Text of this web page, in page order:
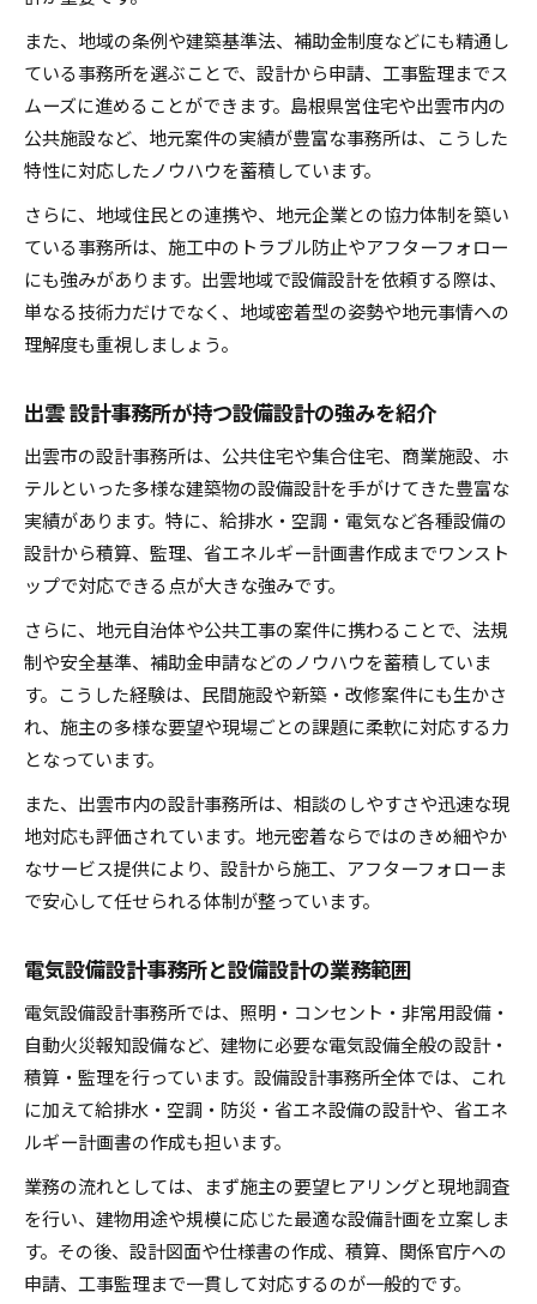
また、地域の条例や建築基準法、補助金制度などにも精通し
ている事務所を選ぶことで、設計から申請、工事監理までス
ムーズに進めることができます。島根県営住宅や出雲市内の
公共施設など、地元案件の実績が豊富な事務所は、こうした
特性に対応したノウハウを蓄積しています。
さらに、地域住民との連携や、地元企業との協力体制を築い
ている事務所は、施工中のトラブル防止やアフターフォロー
にも強みがあります。出雲地域で設備設計を依頼する際は、
単なる技術力だけでなく、地域密着型の姿勢や地元事情への
理解度も重視しましょう。
出雲 設計事務所が持つ設備設計の強みを紹介
出雲市の設計事務所は、公共住宅や集合住宅、商業施設、ホ
テルといった多様な建築物の設備設計を手がけてきた豊富な
実績があります。特に、給排水・空調・電気など各種設備の
設計から積算、監理、省エネルギー計画書作成までワンスト
ップで対応できる点が大きな強みです。
さらに、地元自治体や公共工事の案件に携わることで、法規
制や安全基準、補助金申請などのノウハウを蓄積していま
す。こうした経験は、民間施設や新築・改修案件にも生かさ
れ、施主の多様な要望や現場ごとの課題に柔軟に対応する力
となっています。
また、出雲市内の設計事務所は、相談のしやすさや迅速な現
地対応も評価されています。地元密着ならではのきめ細やか
なサービス提供により、設計から施工、アフターフォローま
で安心して任せられる体制が整っています。
電気設備設計事務所と設備設計の業務範囲
電気設備設計事務所では、照明・コンセント・非常用設備・
自動火災報知設備など、建物に必要な電気設備全般の設計・
積算・監理を行っています。設備設計事務所全体では、これ
に加えて給排水・空調・防災・省エネ設備の設計や、省エネ
ルギー計画書の作成も担います。
業務の流れとしては、まず施主の要望ヒアリングと現地調査
を行い、建物用途や規模に応じた最適な設備計画を立案しま
す。その後、設計図面や仕様書の作成、積算、関係官庁への
申請、工事監理まで一貫して対応するのが一般的です。